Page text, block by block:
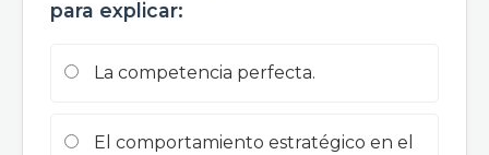
para explicar:
La competencia perfecta.
El comportamiento estratégico en el